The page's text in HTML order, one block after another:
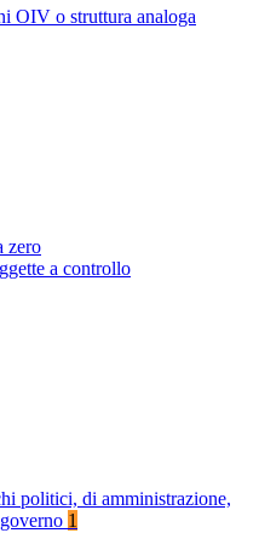
OIV o struttura analoga
zero
a controllo
politici, di amministrazione,
1